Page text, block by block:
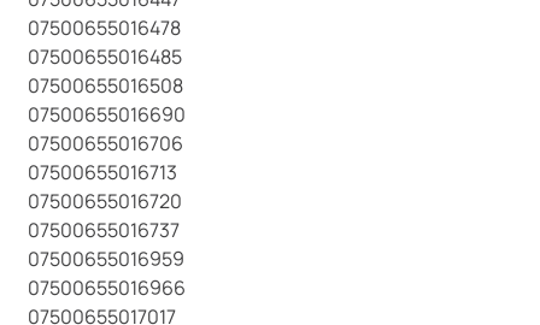
07500655016478
07500655016485
07500655016508
07500655016690
07500655016706
07500655016713
07500655016720
07500655016737
07500655016959
07500655016966
07500655017017